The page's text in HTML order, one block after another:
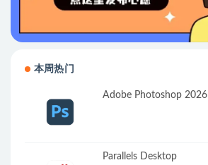
本周热门
Adobe Photoshop 2026
Parallels Desktop